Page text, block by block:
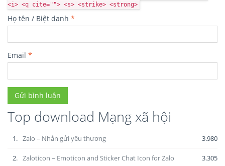
<i> <q cite=""> <s> <strike> <strong>
Họ tên / Biệt danh *
Email *
Top download Mạng xã hội
1. Zalo – Nhắn gửi yêu thương 3.980
2. Zaloticon – Emoticon and Sticker Chat Icon for Zalo 3.305